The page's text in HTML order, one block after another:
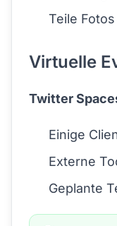
Teile
Virtuelle
Twitter
Einige
Externe
Geplante